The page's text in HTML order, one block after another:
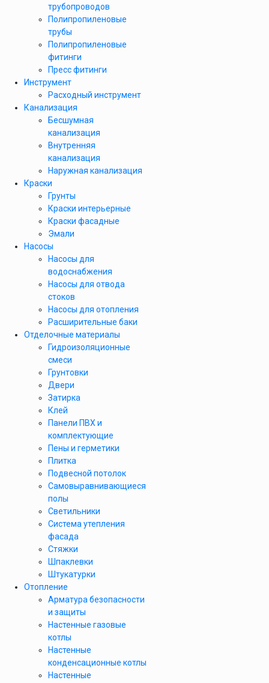
трубопроводов
Полипропиленовые
трубы
Полипропиленовые
фитинги
Пресс фитинги
Инструмент
Расходный инструмент
Канализация
Бесшумная
канализация
Внутренняя
канализация
Наружная канализация
Краски
Грунты
Краски интерьерные
Краски фасадные
Эмали
Насосы
Насосы для
водоснабжения
Насосы для отвода
стоков
Насосы для отопления
Расширительные баки
Отделочные материалы
Гидроизоляционные
смеси
Грунтовки
Двери
Затирка
Клей
Панели ПВХ и
комплектующие
Пены и герметики
Плитка
Подвесной потолок
Самовыравнивающиеся
полы
Светильники
Система утепления
фасада
Стяжки
Шпаклевки
Штукатурки
Отопление
Арматура безопасности
и защиты
Настенные газовые
котлы
Настенные
конденсационные котлы
Настенные